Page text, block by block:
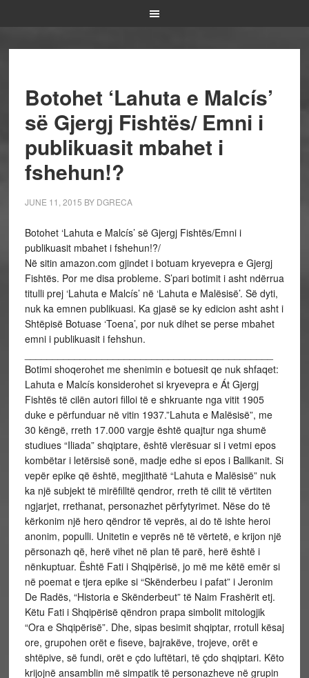
Botohet ‘Lahuta e Malcís’
së Gjergj Fishtës/ Emni i
publikuasit mbahet i
fshehun!?
JUNE 11, 2015 BY DGRECA
Botohet ‘Lahuta e Malcís’ së Gjergj Fishtës/Emni i
publikuasit mbahet i fshehun!?/
Në sitin amazon.com gjindet i botuam kryevepra e Gjergj
Fishtës. Por me disa probleme. S’pari botimit i asht ndërrua
titulli prej ‘Lahuta e Malcís’ në ‘Lahuta e Malësisë’. Së dyti,
nuk ka emnen publikuasi. Ka gjasë se ky edicion asht asht i
Shtëpisë Botuase ‘Toena’, por nuk dihet se perse mbahet
emni i publikuasit i fehshun.
Botimi shoqerohet me shenimin e botuesit qe nuk shfaqet:
Lahuta e Malcís konsiderohet si kryevepra e Át Gjergj
Fishtës të cilën autori filloi të e shkruante nga vitit 1905
duke e përfunduar në vitin 1937.”Lahuta e Malësisë”, me
30 këngë, rreth 17.000 vargje është quajtur nga shumë
studiues “Iliada” shqiptare, është vlerësuar si i vetmi epos
kombëtar i letërsisë sonë, madje edhe si epos i Ballkanit. Si
vepër epike që është, megjithatë “Lahuta e Malësisë” nuk
ka një subjekt të mirëfilltë qendror, rreth të cilit të vërtiten
ngjarjet, rrethanat, personazhet përfytyrimet. Nëse do të
kërkonim një hero qëndror të veprës, ai do të ishte heroi
anonim, populli. Unitetin e veprës në të vërtetë, e krijon një
përsonazh që, herë vihet në plan të parë, herë është i
nënkuptuar. Është Fati i Shqipërisë, jo më me këtë emër si
në poemat e tjera epike si “Skënderbeu i pafat” i Jeronim
De Radës, “Historia e Skënderbeut” të Naim Frashërit etj.
Këtu Fati i Shqipërisë qëndron prapa simbolit mitologjik
“Ora e Shqipërisë”. Dhe, sipas besimit shqiptar, rrotull kësaj
ore, grupohen orët e fiseve, bajrakëve, trojeve, orët e
shtëpive, së fundi, orët e çdo luftëtari, të çdo shqiptari. Këto
krijojnë ansamblin më simpatik të personazheve në grupin